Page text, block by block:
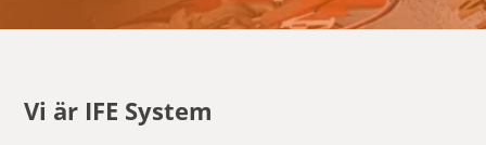
Vi är IFE System